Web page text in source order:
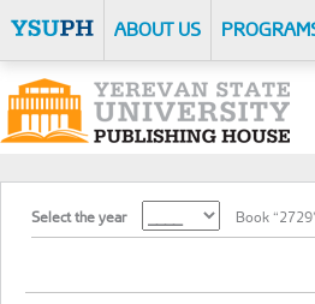
ABOUT US
Select the year Book